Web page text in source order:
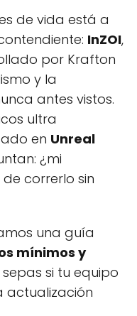
de vida está a
InZOI,
por Krafton
y la
antes vistos.
ultra
en Unreal
¿mi
correrlo sin
una guía
mínimos y
si tu equipo
actualización